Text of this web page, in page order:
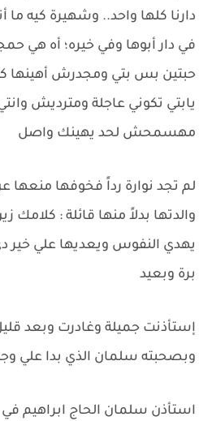
دارنا كلها واحد.. وشهيرة كيه ما
في دار أبوها وفي خيره؛ أه هي
حبتين بس بتي ومجدرش أهينها كل
يابتي تكوني عاجلة ومترديش
مهسمحش لحد يهينك واصل
لم تجد نوارة رداً فخوفها منعها
والدتها بدلاً منها قائلة : كلامك
يهدي النفوس ويعديها علي خير
برة وبعيد
إستأذنت جميلة وغادرت وبعد قليل
وبصحبته سلمان الذي بدا علي
استأذن سلمان الحاج ابراهيم في